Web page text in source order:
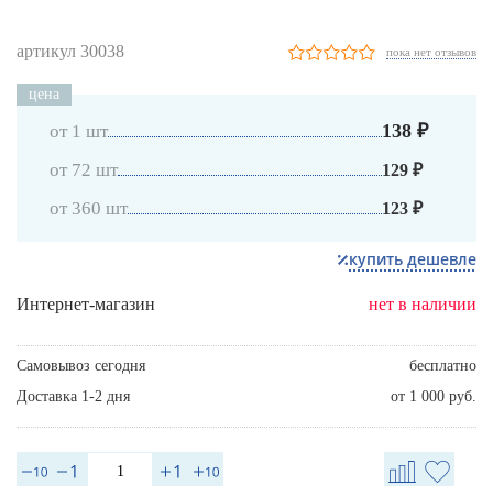
артикул 30038 пока нет отзывов
цена
от 1 шт 138 ₽
от 72 шт 129 ₽
от 360 шт 123 ₽
купить дешевле
Интернет-магазин нет в наличии
Самовывоз сегодня
бесплатно
Доставка 1-2 дня
от 1 000 руб.